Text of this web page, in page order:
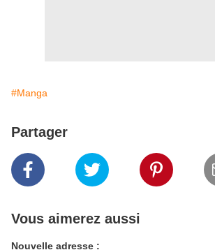
#Manga
Partager
Vous aimerez aussi
Nouvelle adresse :